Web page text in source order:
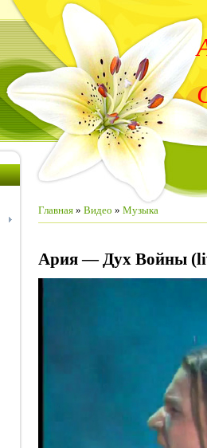
Главная » Видео » Музыка
Ария — Дух Войны